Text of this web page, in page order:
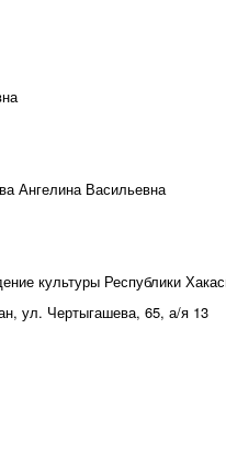
Ангелина Васильевна
культуры Республики
ул. Чертыгашева, 65, а/я 13